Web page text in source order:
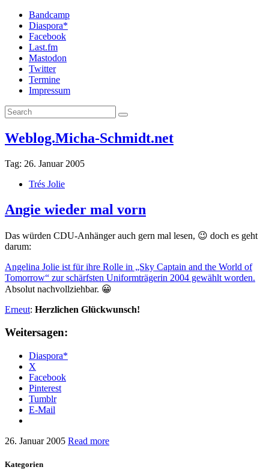
Bandcamp
Diaspora*
Facebook
Last.fm
Mastodon
Twitter
Termine
Impressum
Weblog.Micha-Schmidt.net
Tag: 26. Januar 2005
Trés Jolie
Angie wieder mal vorn
Das würden CDU-Anhänger auch gern mal lesen, 😉 doch es geht
darum:
Angelina Jolie ist für ihre Rolle in „Sky Captain and the World of
Tomorrow“ zur schärfsten Uniformträgerin 2004 gewählt worden.
Absolut nachvollziehbar. 😀
Erneut: Herzlichen Glückwunsch!
Weitersagen:
Diaspora*
X
Facebook
Pinterest
Tumblr
E-Mail
26. Januar 2005 Read more
Kategorien